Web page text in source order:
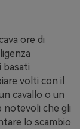
ore di
basati
volti con il
cavallo o un
notevoli che gli
lo scambio